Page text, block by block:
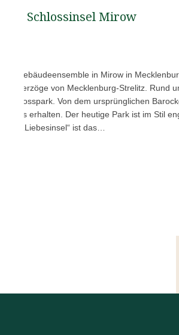
Schlossinsel Mirow
Gebäudeensemble in Mirow in
Herzöge von Mecklenburg-Strelitz. Rund
Schlosspark. Von dem ursprünglichen
nichts erhalten. Der heutige Park ist im Stil
der „Liebesinsel“ ist das…